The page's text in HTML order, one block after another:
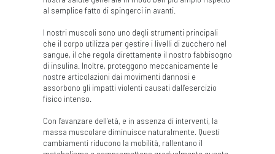
al semplice fatto di spingerci in avanti.
I nostri muscoli sono uno degli strumenti principali
che il corpo utilizza per gestire i livelli di zucchero nel
sangue, il che regola direttamente il nostro fabbisogno
di insulina. Inoltre, proteggono meccanicamente le
nostre articolazioni dai movimenti dannosi e
assorbono gli impatti violenti causati dall’esercizio
fisico intenso.
Con l’avanzare dell’età, e in assenza di interventi, la
massa muscolare diminuisce naturalmente. Questi
cambiamenti riducono la mobilità, rallentano il